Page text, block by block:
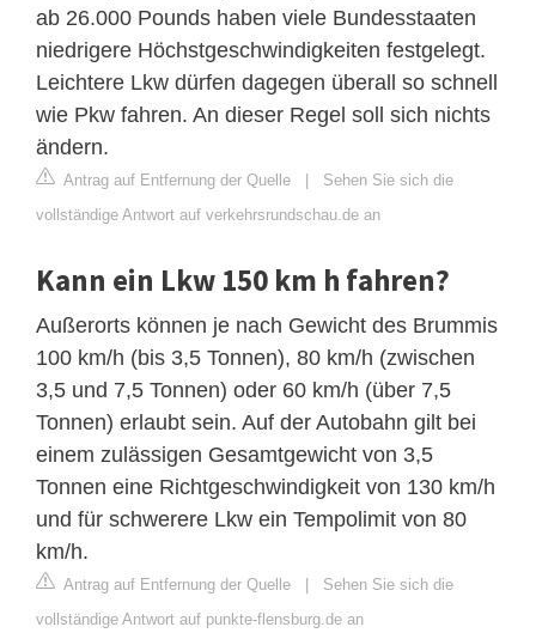
ab 26.000 Pounds haben viele Bundesstaaten
niedrigere Höchstgeschwindigkeiten festgelegt.
Leichtere Lkw dürfen dagegen überall so schnell
wie Pkw fahren. An dieser Regel soll sich nichts
ändern.
Antrag auf Entfernung der Quelle | Sehen Sie sich die
vollständige Antwort auf verkehrsrundschau.de an
Kann ein Lkw 150 km h fahren?
Außerorts können je nach Gewicht des Brummis
100 km/h (bis 3,5 Tonnen), 80 km/h (zwischen
3,5 und 7,5 Tonnen) oder 60 km/h (über 7,5
Tonnen) erlaubt sein. Auf der Autobahn gilt bei
einem zulässigen Gesamtgewicht von 3,5
Tonnen eine Richtgeschwindigkeit von 130 km/h
und für schwerere Lkw ein Tempolimit von 80
km/h.
Antrag auf Entfernung der Quelle | Sehen Sie sich die
vollständige Antwort auf punkte-flensburg.de an